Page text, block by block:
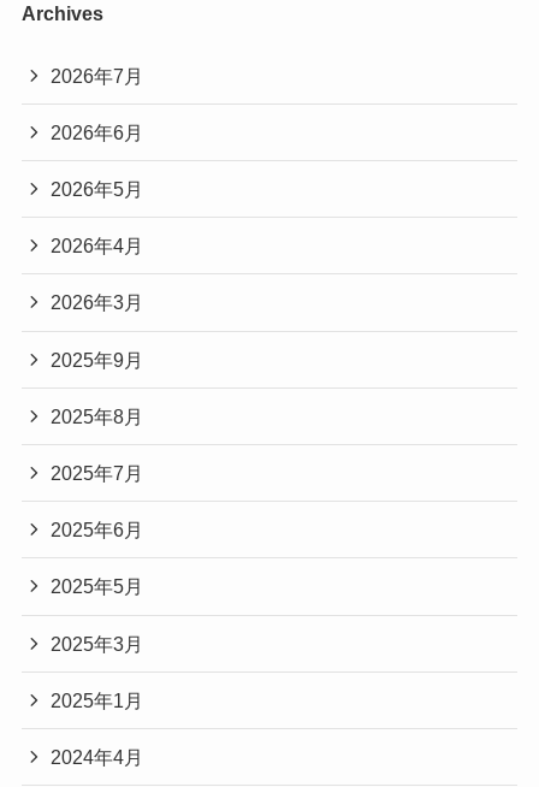
Archives
2026年7月
2026年6月
2026年5月
2026年4月
2026年3月
2025年9月
2025年8月
2025年7月
2025年6月
2025年5月
2025年3月
2025年1月
2024年4月